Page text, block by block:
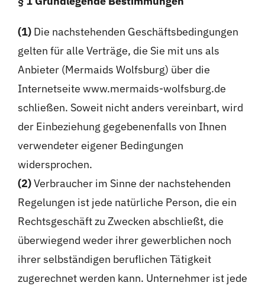
Kontakt
Shop
Warenkorb
(1)Die nachstehenden Geschäftsbedingungen
gelten für alle Verträge, die Sie mit uns als
Anbieter (Mermaids Wolfsburg) über die
Internetseite www.mermaids-wolfsburg.de
schließen. Soweit nicht anders vereinbart, wird
der Einbeziehung gegebenenfalls von Ihnen
verwendeter eigener Bedingungen
widersprochen.
(2)Verbraucher im Sinne der nachstehenden
Regelungen ist jede natürliche Person, die ein
Rechtsgeschäft zu Zwecken abschließt, die
überwiegend weder ihrer gewerblichen noch
ihrer selbständigen beruflichen Tätigkeit
zugerechnet werden kann. Unternehmer ist jede